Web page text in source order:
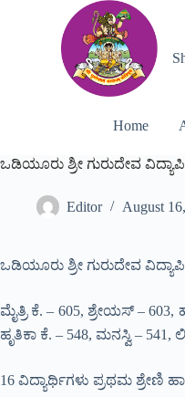
t
Home
ಒಡಿಯೂರು ಶ್ರೀ ಗುರುದೇವ
Editor August
ಒಡಿಯೂರು ಶ್ರೀ ಗುರುದೇವ
ಮೈತ್ರಿ ಕೆ. – 605, ಶ್ರೇಯಸ್ –
ಹೃತಿಕಾ ಕೆ. – 548, ಮನಸ್ವಿ – 541,
16 ವಿದ್ಯಾರ್ಥಿಗಳು ಪ್ರಥಮ ಶ್ರೇಣಿ